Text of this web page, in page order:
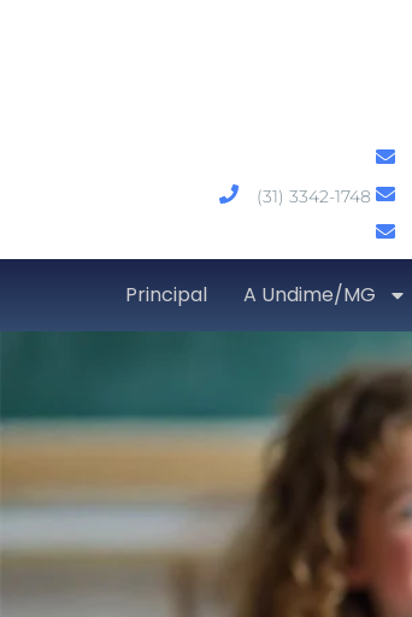
(31) 3342-1748
Principal A Undime/MG